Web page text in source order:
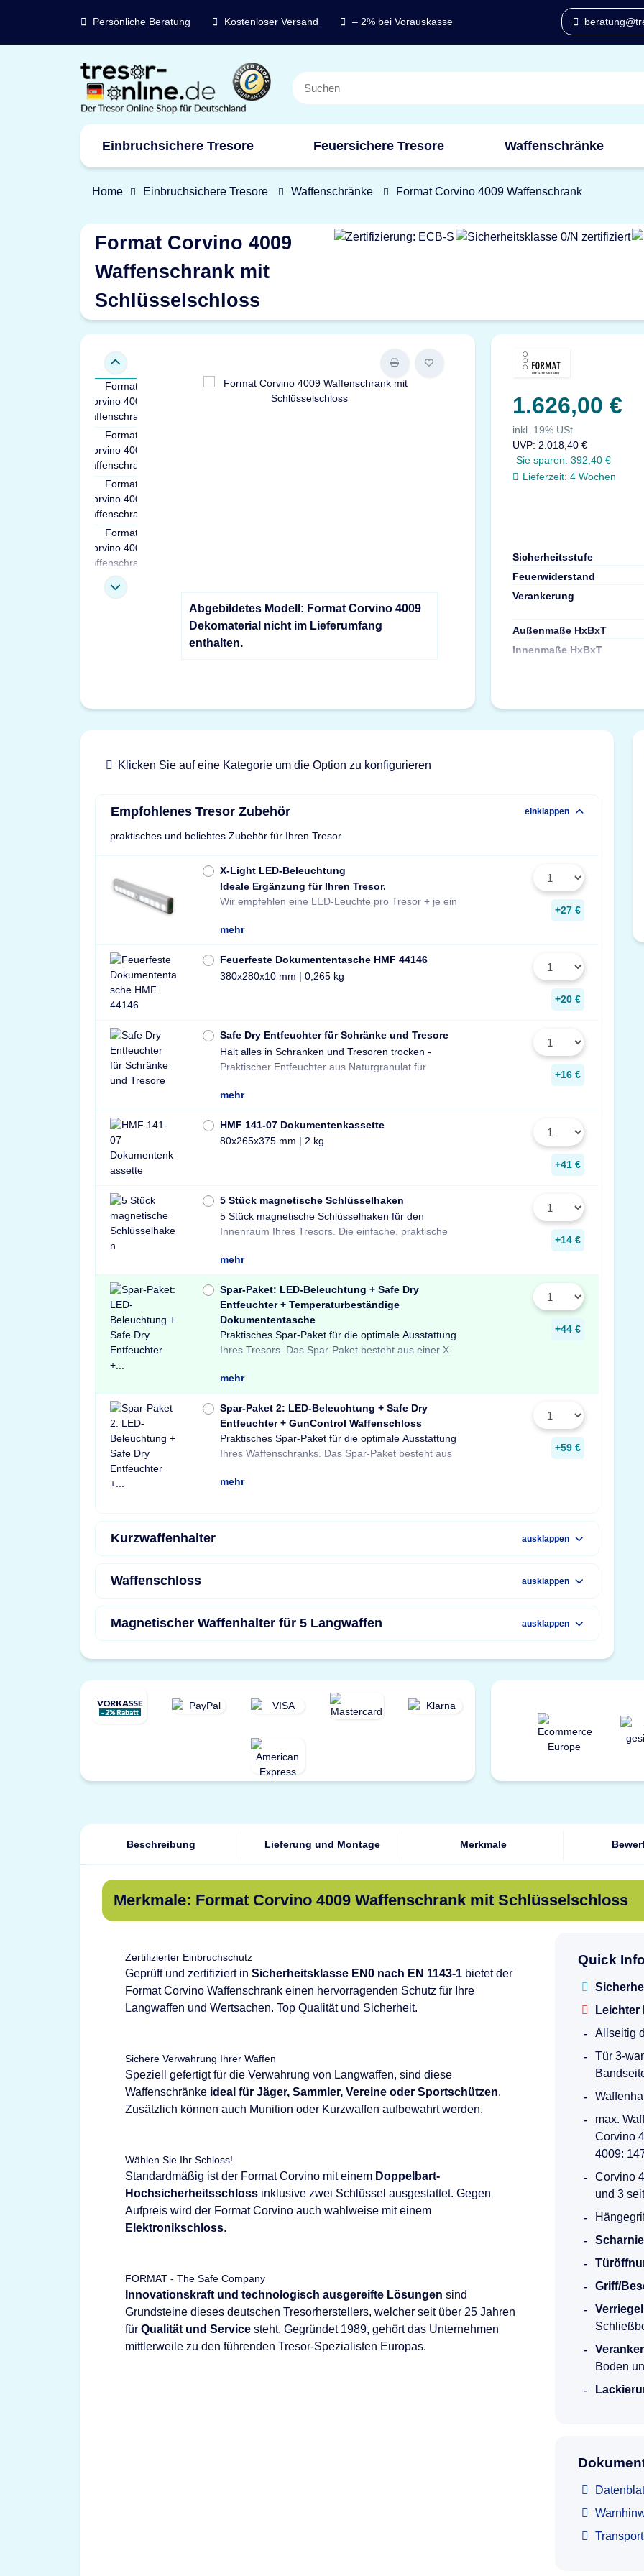
Persönliche Beratung Kostenloser Versand – 2% bei Vorauskasse
Einbruchsichere Tresore Feuersichere Tresore Waffenschränke
Marken
Home Einbruchsichere Tresore Waffenschränke Format Corvino 4009 Waffenschrank
Format Corvino 4009
Waffenschrank mit
Schlüsselschloss
Abgebildetes Modell: Format Corvino 4009
Dekomaterial nicht im Lieferumfang
enthalten.
1.626,00 €
inkl. 19% USt.
UVP: 2.018,40 €
Sie sparen:392,40 €
Lieferzeit: 4 Wochen
Sicherheitsstufe
Feuerwiderstand
Verankerung
Außenmaße HxBxT
Innenmaße HxBxT
Klicken Sie auf eine Kategorie um die Option zu konfigurieren
Empfohlenes Tresor Zubehör einklappen
praktisches und beliebtes Zubehör für Ihren Tresor
X-Light LED-Beleuchtung
Ideale Ergänzung für Ihren Tresor.
Wir empfehlen eine LED-Leuchte pro Tresor + je ein
Stück zusätzlich pro Fachboden.
Maße: 14x190x31 mm
mehr
+27 €
Feuerfeste Dokumententasche HMF 44146
380x280x10 mm | 0,265 kg
+20 €
Safe Dry Entfeuchter für Schränke und Tresore
Hält alles in Schränken und Tresoren trocken -
Praktischer Entfeuchter aus Naturgranulat für
Tresore und Schränke gegen Rost, Schimmel und
mehr
+16 €
HMF 141-07 Dokumentenkassette
80x265x375 mm | 2 kg
+41 €
5 Stück magnetische Schlüsselhaken
5 Stück magnetische Schlüsselhaken für den
Innenraum Ihres Tresors. Die einfache, praktische
und sichere Lösung zur Aufbewahrung von
Schlüsseln in Ihrem Tresor
mehr
+14 €
Spar-Paket: LED-Beleuchtung + Safe Dry
Entfeuchter + Temperaturbeständige
Dokumententasche
Praktisches Spar-Paket für die optimale Ausstattung
Ihres Tresors. Das Spar-Paket besteht aus einer X-
Light LED-Tresorbeleuchtung mit Bewegungssensor,
einem Safe Dry Entfeuchter für Schränke und
Tresore sowie einer temperaturbeständigen
Dokumententasche. Profitieren Sie von dem
mehr
+44 €
Spar-Paket 2: LED-Beleuchtung + Safe Dry
Entfeuchter + GunControl Waffenschloss
Praktisches Spar-Paket für die optimale Ausstattung
Ihres Waffenschranks. Das Spar-Paket besteht aus
einer X-Light LED-Tresorbeleuchtung mit
Bewegungssensor, einem Safe Dry Entfeuchter für
Schränke und Tresore sowie einem GunControl
Waffenschloss. Profitieren Sie von dem
mehr
+59 €
Kurzwaffenhalter ausklappen
Waffenschloss ausklappen
Magnetischer Waffenhalter für 5 Langwaffen ausklappen
Beschreibung Lieferung und Montage Merkmale
Merkmale: Format Corvino 4009 Waffenschrank mit Schlüsselschloss
Zertifizierter Einbruchschutz
Geprüft und zertifiziert in Sicherheitsklasse EN0 nach EN 1143-1 bietet der
Format Corvino Waffenschrank einen hervorragenden Schutz für Ihre
Langwaffen und Wertsachen. Top Qualität und Sicherheit.
Sichere Verwahrung Ihrer Waffen
Speziell gefertigt für die Verwahrung von Langwaffen, sind diese
Waffenschränke ideal für Jäger, Sammler, Vereine oder Sportschützen.
Zusätzlich können auch Munition oder Kurzwaffen aufbewahrt werden.
Wählen Sie Ihr Schloss!
Standardmäßig ist der Format Corvino mit einem Doppelbart-
Hochsicherheitsschloss inklusive zwei Schlüssel ausgestattet. Gegen
Aufpreis wird der Format Corvino auch wahlweise mit einem
Elektronikschloss.
FORMAT - The Safe Company
Innovationskraft und technologisch ausgereifte Lösungen sind
Grundsteine dieses deutschen Tresorherstellers, welcher seit über 25 Jahren
für Qualität und Service steht. Gegründet 1989, gehört das Unternehmen
mittlerweile zu den führenden Tresor-Spezialisten Europas.
Quick
Leichter
Allseitig
Tür 3-
max.
Corvino
4009:
Corvino
und 3
Griff/
Boden